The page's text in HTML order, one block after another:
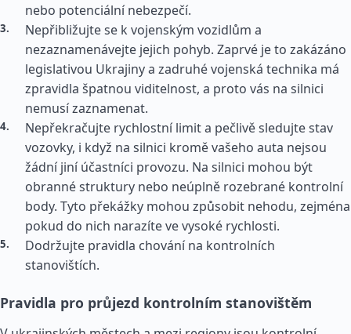
nebo potenciální nebezpečí.
Nepřibližujte se k vojenským vozidlům a
nezaznamenávejte jejich pohyb. Zaprvé je to zakázáno
legislativou Ukrajiny a zadruhé vojenská technika má
zpravidla špatnou viditelnost, a proto vás na silnici
nemusí zaznamenat.
Nepřekračujte rychlostní limit a pečlivě sledujte stav
vozovky, i když na silnici kromě vašeho auta nejsou
žádní jiní účastníci provozu. Na silnici mohou být
obranné struktury nebo neúplně rozebrané kontrolní
body. Tyto překážky mohou způsobit nehodu, zejména
pokud do nich narazíte ve vysoké rychlosti.
Dodržujte pravidla chování na kontrolních
stanovištích.
Pravidla pro průjezd kontrolním stanovištěm